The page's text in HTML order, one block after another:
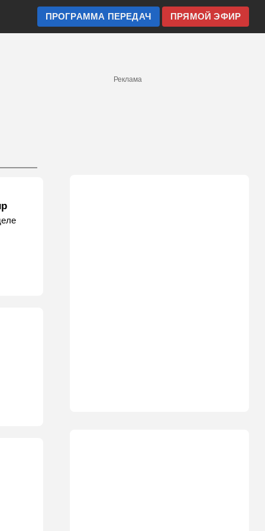
ПРЯМОЙ ЭФИР
ПРОГРАММА ПЕРЕДАЧ
Реклама